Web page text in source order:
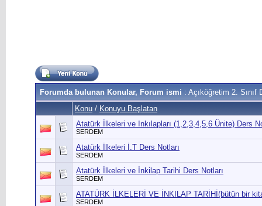
Forumda bulunan Konular, Forum ismi : Açıköğretim 2. Sınıf
Konu / Konuyu Başlatan
Atatürk İlkeleri ve Inkılapları (1,2,3,4,5,6 Ünite) Ders
SERDEM
Atatürk İlkeleri İ.T Ders Notları
SERDEM
Atatürk İlkeleri ve İnkilap Tarihi Ders Notları
SERDEM
ATATÜRK İLKELERİ VE İNKILAP TARİHİ(bütün bir
SERDEM